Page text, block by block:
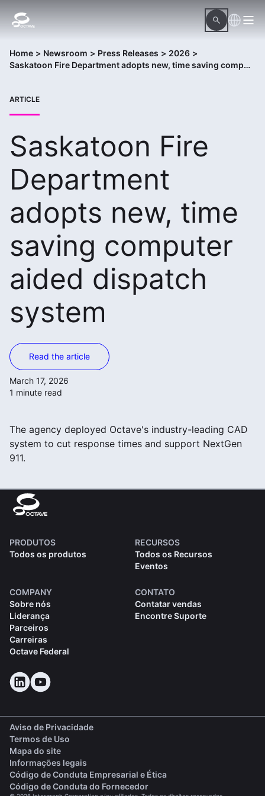
Home > Newsroom > Press Releases > 2026 >
Saskatoon Fire Department adopts new, time saving computer aided dispatch system
ARTICLE
Saskatoon Fire
Department
adopts new, time
saving computer
aided dispatch
system
Read the article
March 17, 2026
1 minute read
The agency deployed Octave's industry-leading CAD
system to cut response times and support NextGen
911.
PRODUTOS
Todos os produtos
RECURSOS
Todos os Recursos
Eventos
COMPANY
Sobre nós
Liderança
Parceiros
Carreiras
Octave Federal
CONTATO
Contatar vendas
Encontre Suporte
Aviso de Privacidade
Termos de Uso
Mapa do site
Informações legais
Código de Conduta Empresarial e Ética(opens in a new tab)
Código de Conduta do Fornecedor(opens in a new tab)